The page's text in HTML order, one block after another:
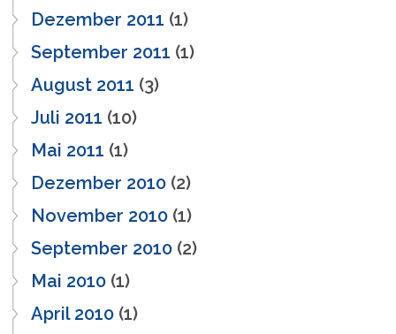
Dezember 2011 (1)
September 2011 (1)
August 2011 (3)
Juli 2011 (10)
Mai 2011 (1)
Dezember 2010 (2)
November 2010 (1)
September 2010 (2)
Mai 2010 (1)
April 2010 (1)